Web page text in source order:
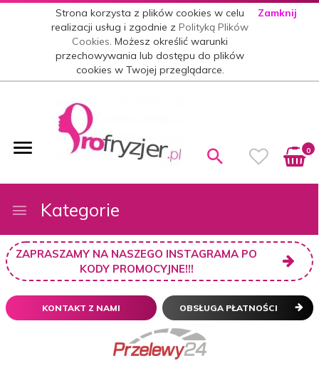
Strona korzysta z plików cookies w celu
realizacji usług i zgodnie zPolityką Plików
Cookies. Możesz określić warunki
przechowywania lub dostępu do plików
cookies w Twojej przeglądarce.
Zamknij
0
Kategorie
ZAPRASZAMY NA NASZEGO INSTAGRAMA PO
KODY PROMOCYJNE!!!
KONTAKT Z NAMI OBSŁUGA PŁATNOŚCI